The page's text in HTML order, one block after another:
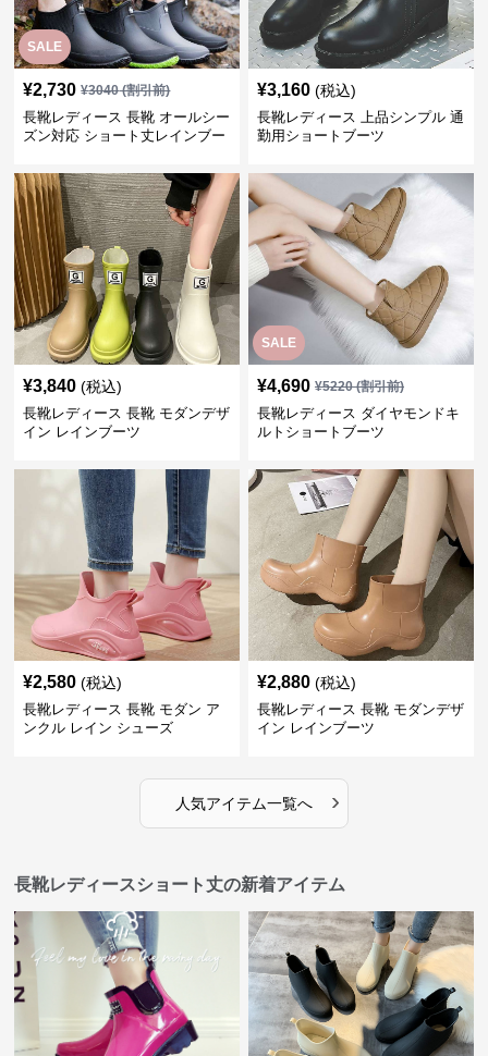
SALE
¥2,730 ¥3040(割引前)
長靴レディース 長靴 オールシー
ズン対応 ショート丈レインブー
¥3,160 (税込)
長靴レディース 上品シンプル 通
勤用ショートブーツ
¥3,840 (税込)
長靴レディース 長靴 モダンデザ
イン レインブーツ
SALE
¥4,690 ¥5220(割引前)
長靴レディース ダイヤモンドキ
ルトショートブーツ
¥2,580 (税込)
長靴レディース 長靴 モダン ア
ンクル レイン シューズ
¥2,880 (税込)
長靴レディース 長靴 モダンデザ
イン レインブーツ
人気アイテム一覧へ ›
長靴レディースショート丈の新着アイテム